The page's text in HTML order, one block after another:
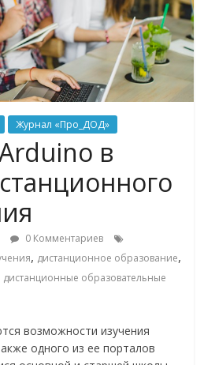
Журнал «Про_ДОД»
в
0 Комментариев
, дистанционное образование,
дистанционные образовательные
возможности изучения
одного из ее порталов